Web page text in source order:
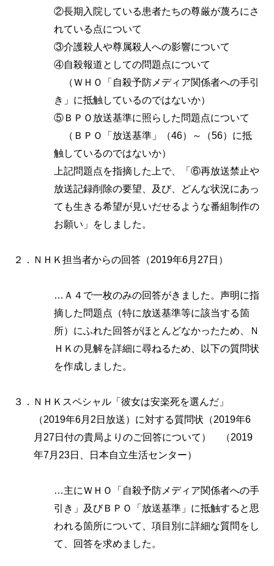
②長期入院している患者たちの尊厳が蔑ろにさ
れている点について
③介護殺人や尊属殺人への影響について
④自殺報道としての問題点について
（ＷＨＯ「自殺予防メディア関係者への手引
き」に抵触しているのではないか）
⑤ＢＰＯ放送基準に照らした問題点について
（ＢＰＯ「放送基準」（46）～（56）に抵
触しているのではないか）
上記問題点を指摘した上で、「⑥再放送禁止や
放送記録削除の要望、及び、どんな状況にあっ
ても生きる希望が見いだせるような番組制作の
お願い」をしました。
２．ＮＨＫ担当者からの回答（2019年6月27日）
…Ａ４で一枚のみの回答がきました。声明に指
摘した問題点（特に放送基準等に該当する箇
所）にふれた回答がほとんどなかったため、Ｎ
ＨＫの見解を詳細に尋ねるため、以下の質問状
を作成しました。
３．ＮＨＫスペシャル「彼女は安楽死を選んだ」
（2019年6月2日放送）に対する質問状（2019年6
月27日付の貴局よりのご回答について） （2019
年7月23日、日本自立生活センター）
…主にＷＨＯ「自殺予防メディア関係者への手
引き」及びＢＰＯ「放送基準」に抵触すると思
われる箇所について、項目別に詳細な質問をし
て、回答を求めました。